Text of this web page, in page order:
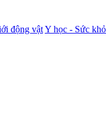
động vậtY học - Sức